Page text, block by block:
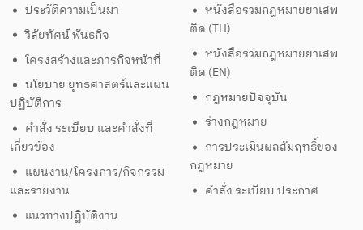
ประวัติความเป็นมา
วิสัยทัศน์ พันธกิจ
โครงสร้างและภารกิจหน้าที่
นโยบาย ยุทธศาสตร์และแผน
ปฏิบัติการ
คำสั่ง ระเบียบ และคำสั่งที่
เกี่ยวข้อง
แผนงาน/โครงการ/กิจกรรม
และรายงาน
แนวทางปฏิบัติงาน
หนังสือรวมกฎหมายยาเสพ
ติด (TH)
หนังสือรวมกฎหมายยาเสพ
ติด (EN)
กฎหมายปัจจุบัน
ร่างกฎหมาย
การประเมินผลสัมฤทธิ์ของ
กฎหมาย
คำสั่ง ระเบียบ ประกาศ